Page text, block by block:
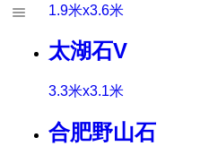
1.9米x3.6米
太湖石V
3.3米x3.1米
合肥野山石